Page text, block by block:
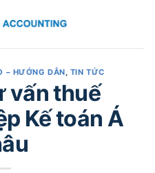
– HƯỚNG DẪN, TIN TỨC
vấn thuế
Kế toán Á